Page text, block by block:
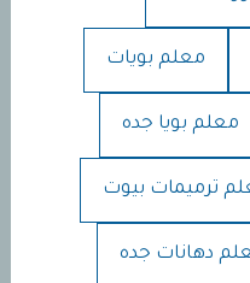
معلم بويات
معلم بويا جده
ترميمات بيوت
دهانات جده